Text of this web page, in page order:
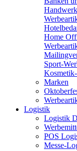
Home
Sport-
Marken
Logistik
Logistik
POS
Messe-